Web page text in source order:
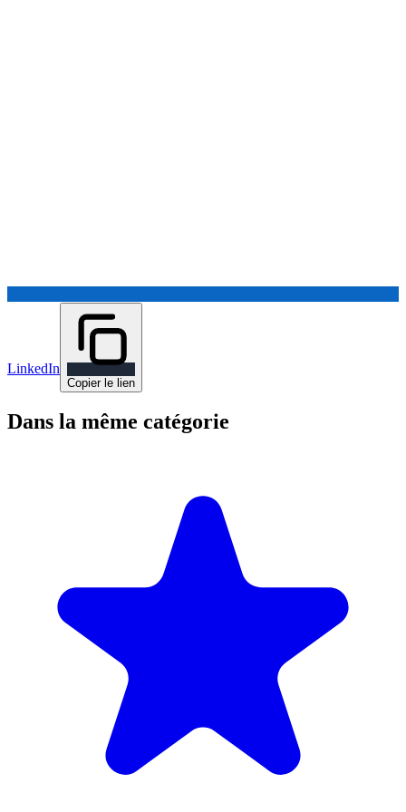
LinkedIn
Copier le lien
Dans la même catégorie